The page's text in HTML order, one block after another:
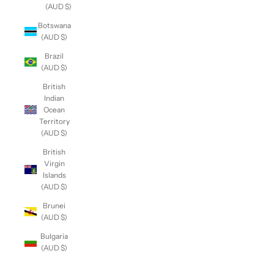
(AUD $)
Botswana
(AUD $)
Brazil
(AUD $)
British
Indian
Ocean
Territory
(AUD $)
British
Virgin
Islands
(AUD $)
Brunei
(AUD $)
Bulgaria
(AUD $)